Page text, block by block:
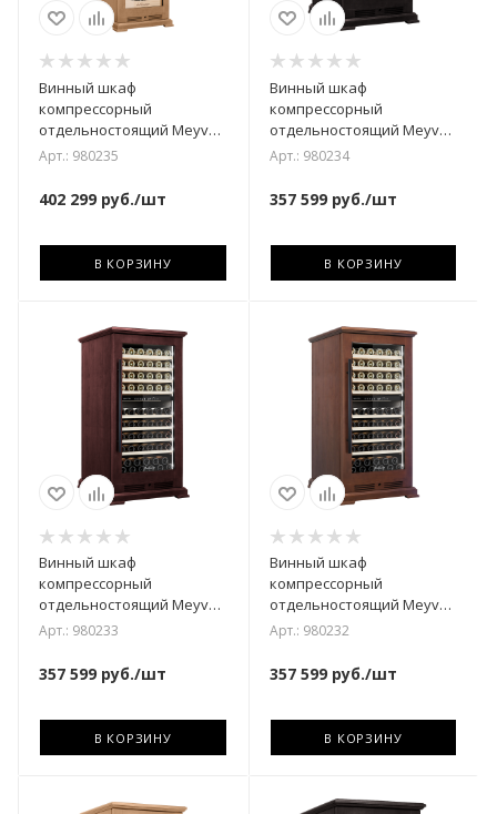
Винный шкаф
компрессорный
отдельностоящий Meyvel
MV163PRO-KBT2
Арт.: 980235
402 299 руб./шт
В КОРЗИНУ
Винный шкаф
компрессорный
отдельностоящий Meyvel
MV99PRO-KBT2 (Тёмный
Арт.: 980234
357 599руб./шт
В КОРЗИНУ
Винный шкаф
компрессорный
отдельностоящий Meyvel
MV99PRO-KBT2 (Спелая
Арт.: 980233
357 599 руб./шт
В КОРЗИНУ
Винный шкаф
компрессорный
отдельностоящий Meyvel
MV99PRO-KBT2
Арт.: 980232
357 599руб./шт
В КОРЗИНУ